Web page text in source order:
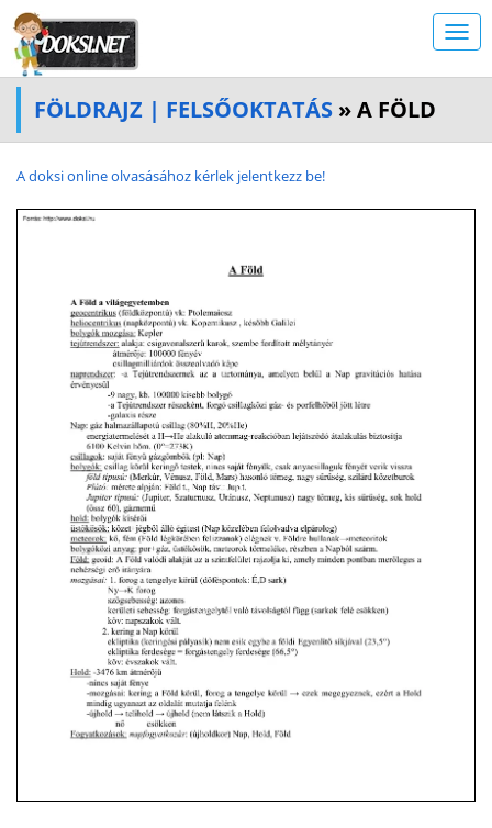
FÖLDRAJZ | FELSŐOKTATÁS » A FÖLD
A doksi online olvasásához kérlek jelentkezz be!